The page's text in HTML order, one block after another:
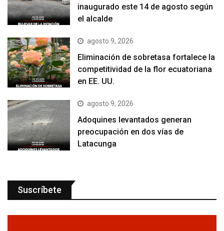
inaugurado este 14 de agosto según
el alcalde
agosto 9, 2026
Eliminación de sobretasa fortalece la
competitividad de la flor ecuatoriana
en EE. UU.
agosto 9, 2026
Adoquines levantados generan
preocupación en dos vías de
Latacunga
Suscríbete